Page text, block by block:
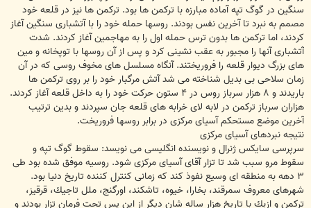
سنگين در گوگ تپه آماده مبارزه با تركمن ها بود. تركمن ها نيز در قلعه خود
مصمم به نبرد تا آخرين نفس بودند. روسها حمله خود را با آتشبارى سنگين آغاز
كردند، اما تركمن ها بدون ترس حمله اول را به مهاجمين آغاز كردند. شدت
آتشبارى آنها را مجبور به عقب نشينى كرد و پس از آن روسها با توپخانه و مين
هاى بزرگ ديوار قلعه را فروريختند. آنگاه مسلسل هاى مخوف روسى كه در آن
زمان سلاحى بى بديل شناخته مى شد آتش مرگبار خود را بر روى تركمن ها
باريدند و ۸ هزار سرباز روس در ۴ ستون حركت خود را به داخل قلعه آغاز كردند.
هزاران سرباز تركمن در لابه لاى خرابه هاى قلعه جان سپردند و بدين ترتيب
آخرين موضع مستحكم آسياى مركزى در برابر روسها فروريخت.
نتيجه نبردهاى آسياى مركزى
سرپرسى سايكس ژنرال و نويسنده انگليسى مى نويسد: سقوط گوگ تپه و
سقوط مرو سبب شد تا تزار آقاى آسياى مركزى شود. روسيه موفق شده بود طى
۳ دهه به منطقه اى وسيع نفوذ كند كه زمانى كنترل كننده تاريخ دنيا بود.
شهرهاى معروف سمرقند، بخارا، خيوه، تاشكند، اورگنج، ملل تاجيك، قرقيز،
تركمن و ازبك با تاريخ هزار ساله شان ديگر از اين پس تحت فرمان تزار بودند و